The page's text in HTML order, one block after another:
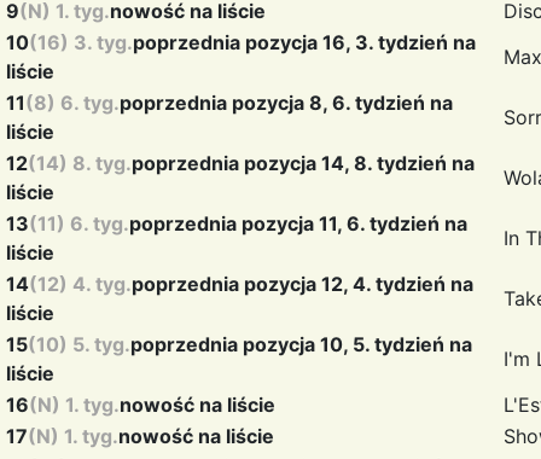
9(N) 1. tyg.nowość na liście
10(16) 3. tyg.poprzednia pozycja 16, 3. tydzień na
liście
11(8) 6. tyg.poprzednia pozycja 8, 6. tydzień na
liście
12(14) 8. tyg.poprzednia pozycja 14, 8. tydzień na
liście
13(11) 6. tyg.poprzednia pozycja 11, 6. tydzień na
liście
In
14(12) 4. tyg.poprzednia pozycja 12, 4. tydzień na
liście
15(10) 5. tyg.poprzednia pozycja 10, 5. tydzień na
liście
I'm
16(N) 1. tyg.nowość na liście
17(N) 1. tyg.nowość na liście